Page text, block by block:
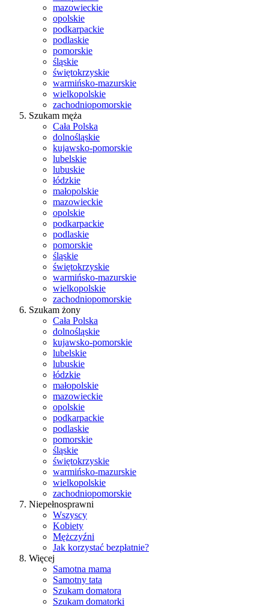
mazowieckie
opolskie
podkarpackie
podlaskie
pomorskie
śląskie
świętokrzyskie
warmińsko-mazurskie
wielkopolskie
zachodniopomorskie
Szukam męża
Cała Polska
dolnośląskie
kujawsko-pomorskie
lubelskie
lubuskie
łódzkie
małopolskie
mazowieckie
opolskie
podkarpackie
podlaskie
pomorskie
śląskie
świętokrzyskie
warmińsko-mazurskie
wielkopolskie
zachodniopomorskie
Szukam żony
Cała Polska
dolnośląskie
kujawsko-pomorskie
lubelskie
lubuskie
łódzkie
małopolskie
mazowieckie
opolskie
podkarpackie
podlaskie
pomorskie
śląskie
świętokrzyskie
warmińsko-mazurskie
wielkopolskie
zachodniopomorskie
Niepełnosprawni
Wszyscy
Kobiety
Mężczyźni
Jak korzystać bezpłatnie?
Więcej
Samotna mama
Samotny tata
Szukam domatora
Szukam domatorki